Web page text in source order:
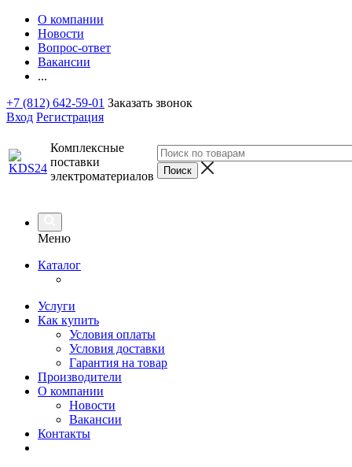
О компании
Новости
Вопрос-ответ
Вакансии
...
+7 (812) 642-59-01 Заказать звонок
Вход Регистрация
Комплексные
поставки
электроматериалов
Меню
Каталог
Услуги
Как купить
Условия оплаты
Условия доставки
Гарантия на товар
Производители
О компании
Новости
Вакансии
Контакты